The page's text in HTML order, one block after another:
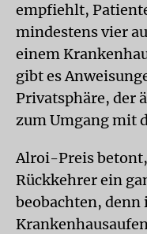
empfiehlt,
mindestens vier
einem
gibt es
Privatsphäre, der
zum Umgang mit
Alroi-Preis
Rückkehrer ein
beobachten, denn